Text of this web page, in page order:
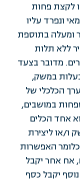
לקצת פחות
ונפרד עליו
בית מגורים של כ-160 מ”ר ומעלה בתוספת
ללא תלות
מדובר בצעד
במשק,
הכלכלי של
במושבים,
אחד הכלים
ו/או ליצירת
כלומר האפשרות
אח אחר יקבל
יקבל כסף